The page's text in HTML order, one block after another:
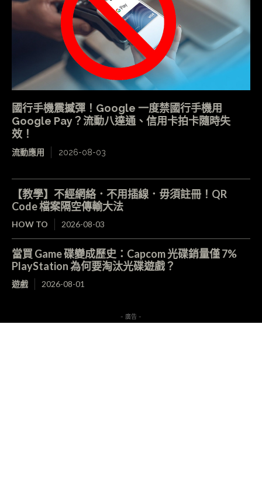
國行手機震撼彈！Google 一度禁國行手機用
Google Pay？流動八達通、信用卡拍卡隨時失
效！
流動應用 2026-08-03
【教學】不經網絡．不用插線．毋須註冊！QR
Code 檔案隔空傳輸大法
HOW TO 2026-08-03
當買 Game 碟變成歷史：Capcom 光碟銷量僅 7%
PlayStation 為何要淘汰光碟遊戲？
遊戲 2026-08-01
- 廣告 -